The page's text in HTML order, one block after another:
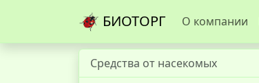
БИОТОРГ О компании
Средства от насекомых